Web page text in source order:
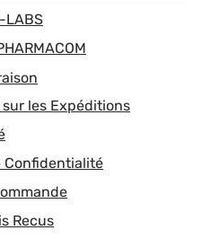
LABS
les Expéditions
Confidentialité
Recus